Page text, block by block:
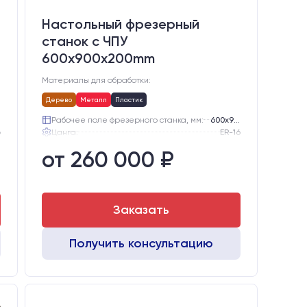
Настольный фрезерный
станок с ЧПУ
600x900x200mm
Материалы для обработки:
Дерево Металл Пластик
Рабочее поле фрезерного станка, мм:
Цанга:
ER-16
Вид охлаждения:
Стол:
от 260 000 ₽
Заказать
Получить консультацию